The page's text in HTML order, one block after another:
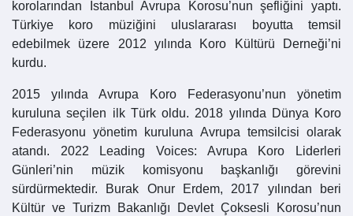
korolarından İstanbul Avrupa Korosu’nun şefliğini yaptı.
Türkiye koro müziğini uluslararası boyutta temsil
edebilmek üzere 2012 yılında Koro Kültürü Derneği’ni
kurdu.
2015 yılında Avrupa Koro Federasyonu’nun yönetim
kuruluna seçilen ilk Türk oldu. 2018 yılında Dünya Koro
Federasyonu yönetim kuruluna Avrupa temsilcisi olarak
atandı. 2022 Leading Voices: Avrupa Koro Liderleri
Günleri’nin müzik komisyonu başkanlığı görevini
sürdürmektedir. Burak Onur Erdem, 2017 yılından beri
Kültür ve Turizm Bakanlığı Devlet Çoksesli Korosu’nun